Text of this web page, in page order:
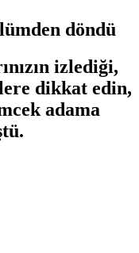
döndü
izlediği,
dikkat edin,
adama